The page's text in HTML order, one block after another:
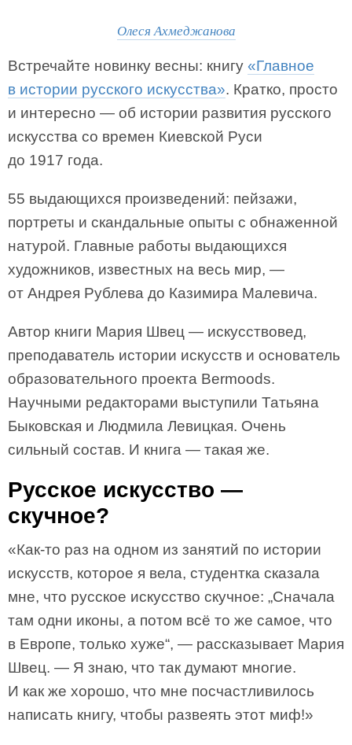
Олеся Ахмеджанова
Встречайте новинку весны: книгу «Главное
в истории русского искусства». Кратко, просто
и интересно — об истории развития русского
искусства со времен Киевской Руси
до 1917 года.
55 выдающихся произведений: пейзажи,
портреты и скандальные опыты с обнаженной
натурой. Главные работы выдающихся
художников, известных на весь мир, —
от Андрея Рублева до Казимира Малевича.
Автор книги Мария Швец — искусствовед,
преподаватель истории искусств и основатель
образовательного проекта Bermoods.
Научными редакторами выступили Татьяна
Быковская и Людмила Левицкая. Очень
сильный состав. И книга — такая же.
Русское искусство —
скучное?
«Как-то раз на одном из занятий по истории
искусств, которое я вела, студентка сказала
мне, что русское искусство скучное: „Сначала
там одни иконы, а потом всё то же самое, что
в Европе, только хуже“, — рассказывает Мария
Швец. — Я знаю, что так думают многие.
И как же хорошо, что мне посчастливилось
написать книгу, чтобы развеять этот миф!»